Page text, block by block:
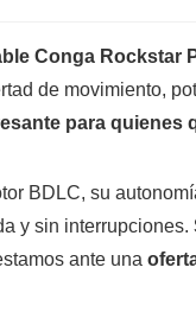
Conga Rockstar
de movimiento,
para quienes
BDLC, su
y sin interrupciones.
ante una